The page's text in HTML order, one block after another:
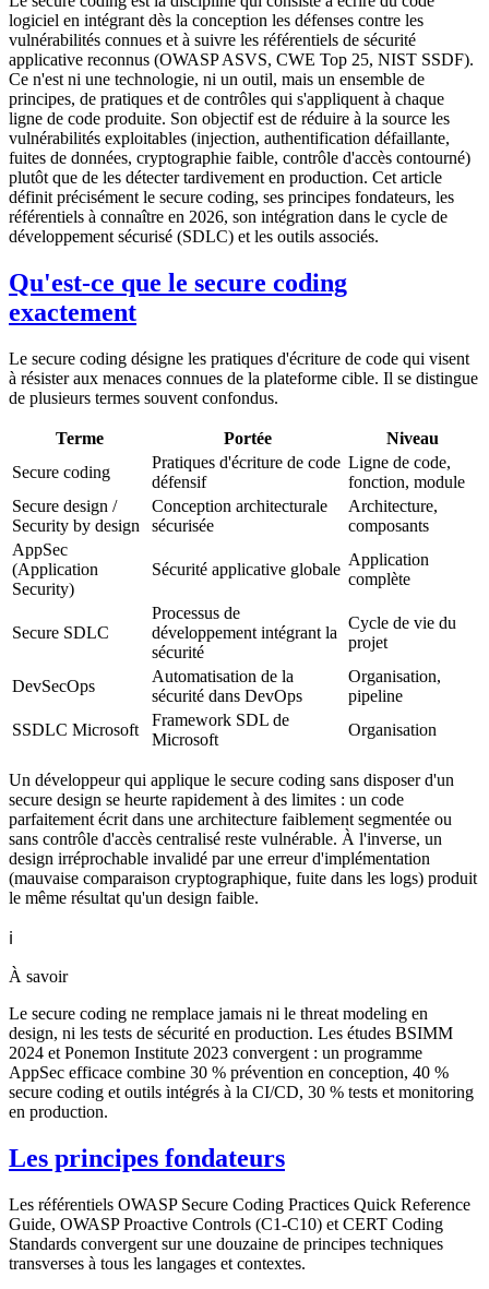
logiciel en intégrant dès la conception les défenses contre les
vulnérabilités connues et à suivre les référentiels de sécurité
applicative reconnus (OWASP ASVS, CWE Top 25, NIST SSDF).
Ce n'est ni une technologie, ni un outil, mais un ensemble de
principes, de pratiques et de contrôles qui s'appliquent à chaque
ligne de code produite. Son objectif est de réduire à la source les
vulnérabilités exploitables (injection, authentification défaillante,
fuites de données, cryptographie faible, contrôle d'accès contourné)
plutôt que de les détecter tardivement en production. Cet article
définit précisément le secure coding, ses principes fondateurs, les
référentiels à connaître en 2026, son intégration dans le cycle de
développement sécurisé (SDLC) et les outils associés.
Qu'est-ce que le secure coding
exactement
Le secure coding désigne les pratiques d'écriture de code qui visent
à résister aux menaces connues de la plateforme cible. Il se distingue
de plusieurs termes souvent confondus.
Terme Portée
Niveau
Secure coding
Pratiques d'écriture de code
défensif
Ligne de code,
fonction, module
Secure design /
Security by design
Conception architecturale
sécurisée
Architecture,
composants
AppSec
(Application
Security)
Sécurité applicative globale
Application
complète
Secure SDLC
Processus de
développement intégrant la
sécurité
Cycle de vie du
projet
DevSecOps
Automatisation de la
sécurité dans DevOps
Organisation,
pipeline
SSDLC Microsoft
Framework SDL de
Microsoft
Organisation
Un développeur qui applique le secure coding sans disposer d'un
secure design se heurte rapidement à des limites : un code
parfaitement écrit dans une architecture faiblement segmentée ou
sans contrôle d'accès centralisé reste vulnérable. À l'inverse, un
design irréprochable invalidé par une erreur d'implémentation
(mauvaise comparaison cryptographique, fuite dans les logs) produit
le même résultat qu'un design faible.
ℹ️
À savoir
Le secure coding ne remplace jamais ni le threat modeling en
design, ni les tests de sécurité en production. Les études BSIMM
2024 et Ponemon Institute 2023 convergent : un programme
AppSec efficace combine 30 % prévention en conception, 40 %
secure coding et outils intégrés à la CI/CD, 30 % tests et monitoring
en production.
Les principes fondateurs
Les référentiels OWASP Secure Coding Practices Quick Reference
Guide, OWASP Proactive Controls (C1-C10) et CERT Coding
Standards convergent sur une douzaine de principes techniques
transverses à tous les langages et contextes.